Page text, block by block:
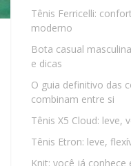
Tênis Ferricelli:
moderno
Bota casual
e dicas
O guia definitivo das
combinam entre si
Tênis X5 Cloud: leve,
Tênis Etron: leve,
Knit: você já conhece